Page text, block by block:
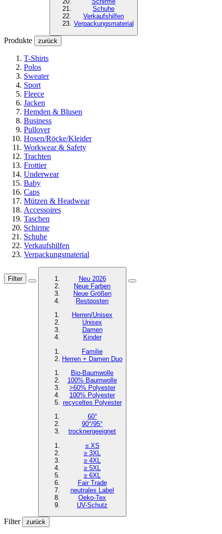
Schuhe
Verkaufshilfen
Verpackungsmaterial
Produkte zurück
T-Shirts
Polos
Sweater
Sport
Fleece
Jacken
Hemden & Blusen
Business
Pullover
Hosen/Röcke/Kleider
Workwear & Safety
Trachten
Frottier
Underwear
Baby
Caps
Mützen & Headwear
Accessoires
Taschen
Schirme
Schuhe
Verkaufshilfen
Verpackungsmaterial
Filter
Neu 2026
Neue Farben
Neue Größen
Restposten
Herren/Unisex
Unisex
Damen
Kinder
Familie
Herren + Damen Duo
Bio-Baumwolle
100% Baumwolle
>60% Polyester
100% Polyester
recyceltes Polyester
60°
90°/95°
trocknergeeignet
≤ XS
≥ 3XL
≥ 4XL
≥ 5XL
≥ 6XL
Fair Trade
neutrales Label
Oeko-Tex
UV-Schutz
Filter zurück